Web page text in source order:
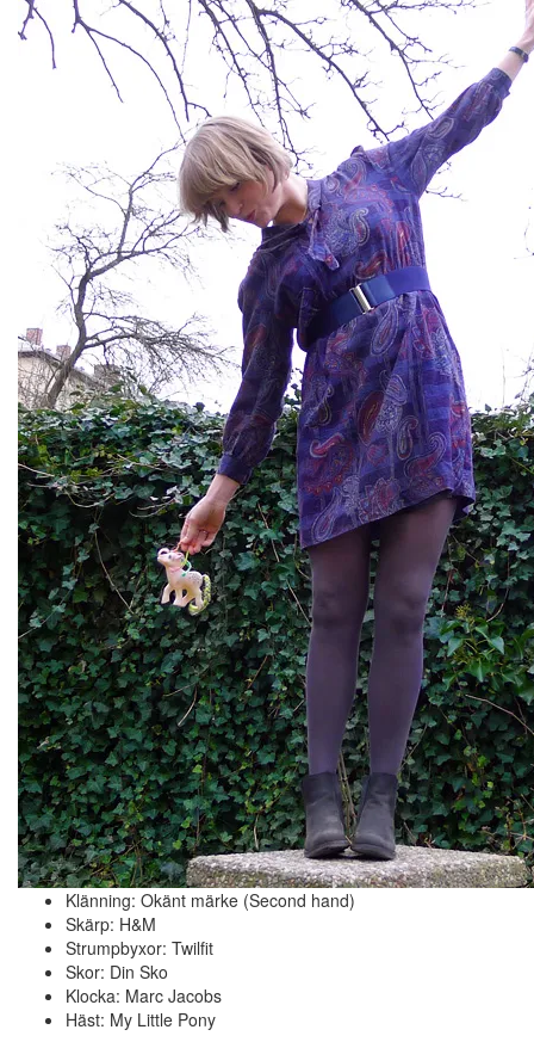
Klänning: Okänt märke (Second hand)
Skärp: H&M
Strumpbyxor: Twilfit
Skor: Din Sko
Klocka: Marc Jacobs
Häst: My Little Pony